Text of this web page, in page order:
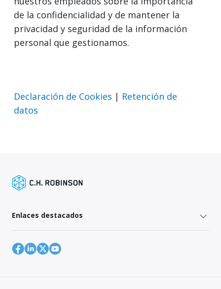
de la confidencialidad y de mantener la
privacidad y seguridad de la información
personal que gestionamos.
Declaración de Cookies | Retención de
datos
Enlaces destacados